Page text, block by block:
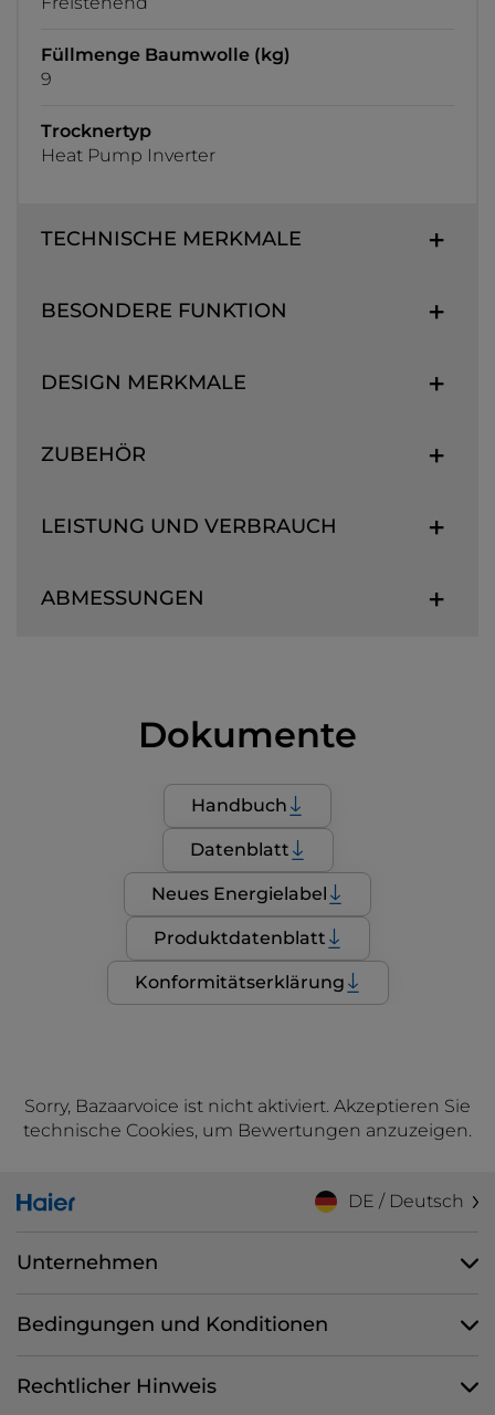
Füllmenge Baumwolle (kg)
9
Trocknertyp
Heat Pump Inverter
TECHNISCHE MERKMALE
BESONDERE FUNKTION
DESIGN MERKMALE
ZUBEHÖR
LEISTUNG UND VERBRAUCH
ABMESSUNGEN
Dokumente
Handbuch
Datenblatt
Neues Energielabel
Produktdatenblatt
Konformitätserklärung
Sorry, Bazaarvoice ist nicht aktiviert. Akzeptieren Sie
technische Cookies, um Bewertungen anzuzeigen.
DE / Deutsch
Unternehmen
Bedingungen und Konditionen
Rechtlicher Hinweis